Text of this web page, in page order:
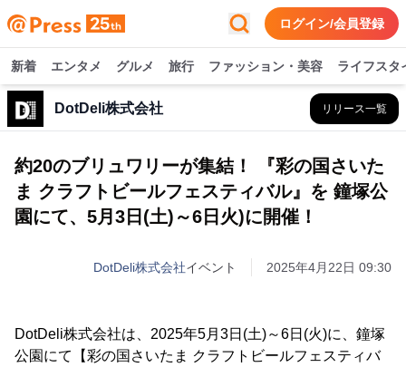
ログイン/会員登録
新着 エンタメ グルメ 旅行 ファッション・美容 ライフスタ
DotDeli株式会社 リリース一覧
約20のブリュワリーが集結！ 『彩の国さいた
ま クラフトビールフェスティバル』を 鐘塚公
園にて、5月3日(土)～6日火)に開催！
DotDeli株式会社イベント 2025年4月22日 09:30
DotDeli株式会社は、2025年5月3日(土)～6日(火)に、鐘塚
公園にて【彩の国さいたま クラフトビールフェスティバ